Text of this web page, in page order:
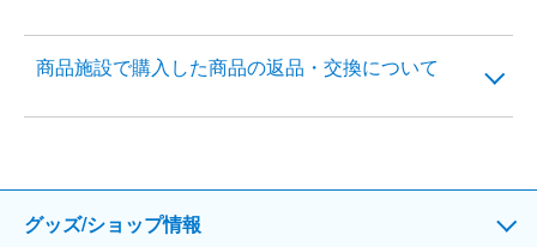
商品施設で購入した商品の返品・交換について
グッズ/ショップ情報